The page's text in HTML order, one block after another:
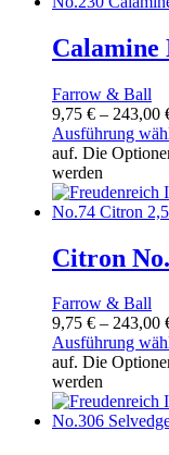
Calamine
Farrow & Ball
9,75 € – 243,00
Ausführung
auf. Die
werden
Citron
Farrow & Ball
9,75 € – 243,00
Ausführung
auf. Die
werden